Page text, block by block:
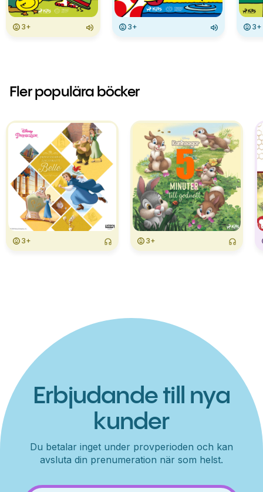
3+ 3+ 3+
Fler populära böcker
3+ 3+
Erbjudande till nya
kunder
Du betalar inget under provperioden och kan
avsluta din prenumeration när som helst.